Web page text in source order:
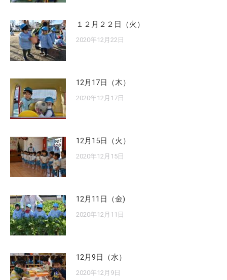
１２月２２日（火）
2020年12月22日
12月17日（木）
2020年12月17日
12月15日（火）
2020年12月15日
12月11日（金)
2020年12月11日
12月9日（水）
2020年12月9日